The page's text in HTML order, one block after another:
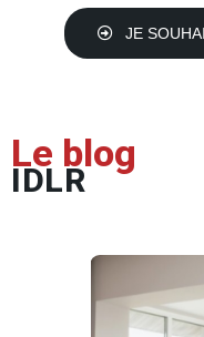
JE
Le blog
IDLR